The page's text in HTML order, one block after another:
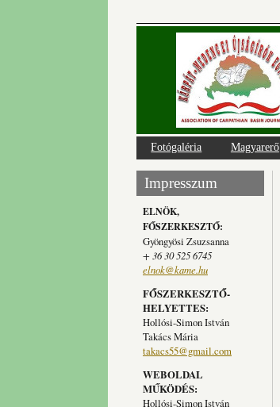
Fotógaléria Magyarerő
Impresszum
ELNÖK,
FŐSZERKESZTŐ:
Gyöngyösi Zsuzsanna
+ 36 30 525 6745
elnok@kame.hu
FŐSZERKESZTŐ-
HELYETTES:
Hollósi-Simon István
Takács Mária
takacs55@gmail.com
WEBOLDAL
MŰKÖDÉS:
Hollósi-Simon István